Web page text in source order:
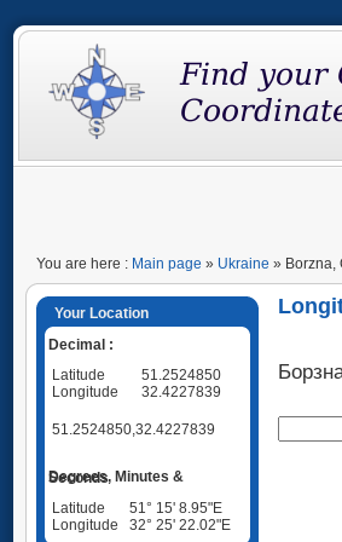
You are here : Main page » Ukraine » Borzna,
Your Location
Decimal :
Latitude
51.2524850
Longitude
32.4227839
51.2524850,32.4227839
Degrees, Minutes & Seconds
Latitude
51° 15' 8.95"E
Longitude
32° 25' 22.02"E